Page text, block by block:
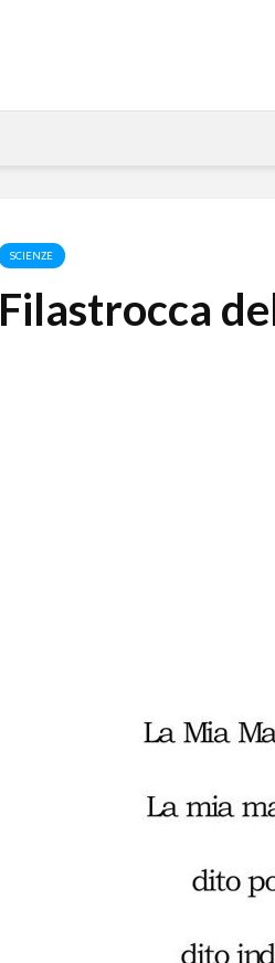
SCIENZE
Filastrocca